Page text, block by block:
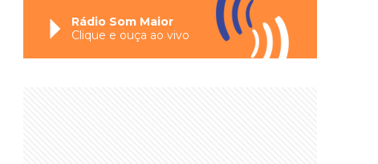
Rádio Som Maior
Clique e ouça ao vivo